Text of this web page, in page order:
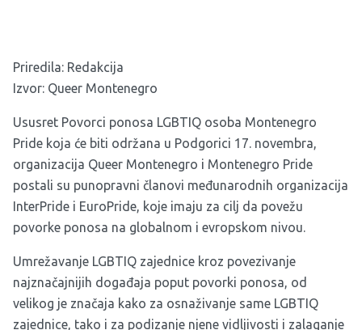
Priredila: Redakcija
Izvor: Queer Montenegro
Ususret Povorci ponosa LGBTIQ osoba Montenegro
Pride koja će biti održana u Podgorici 17. novembra,
organizacija Queer Montenegro i Montenegro Pride
postali su punopravni članovi međunarodnih organizacija
InterPride i EuroPride, koje imaju za cilj da povežu
povorke ponosa na globalnom i evropskom nivou.
Umrežavanje LGBTIQ zajednice kroz povezivanje
najznačajnijih događaja poput povorki ponosa, od
velikog je značaja kako za osnaživanje same LGBTIQ
zajednice, tako i za podizanje njene vidljivosti i zalaganje